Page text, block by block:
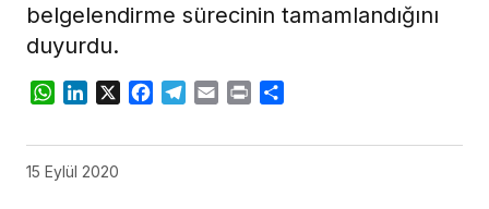
belgelendirme sürecinin tamamlandığını
duyurdu.
WhatsApp
LinkedIn
X Facebook
Telegram
Email Print
15 Eylül 2020